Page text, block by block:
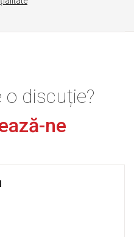
discuție?
ne